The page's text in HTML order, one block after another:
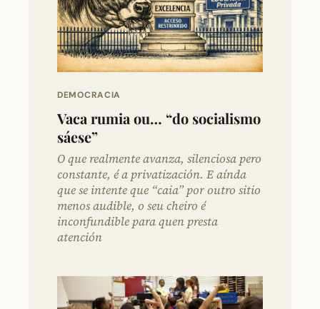
DEMOCRACIA
Vaca rumia ou… “do socialismo
sáese”
O que realmente avanza, silenciosa pero
constante, é a privatización. E aínda
que se intente que “caia” por outro sitio
menos audible, o seu cheiro é
inconfundible para quen presta
atención